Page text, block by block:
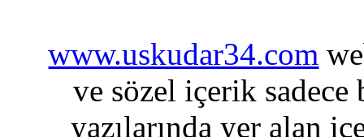
www.uskudar34.com
ve sözel içerik sadece
yazılarında yer alan